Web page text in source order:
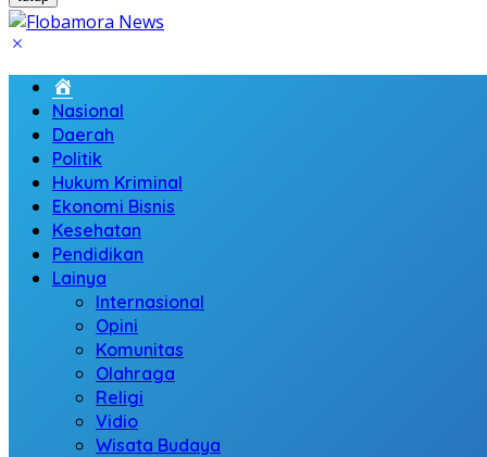
Nasional
Daerah
Politik
Hukum Kriminal
Ekonomi Bisnis
Kesehatan
Pendidikan
Lainya
Internasional
Opini
Komunitas
Olahraga
Religi
Vidio
Wisata Budaya